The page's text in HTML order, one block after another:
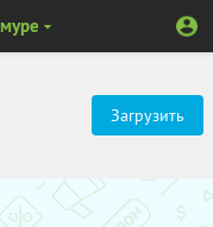
Загрузить